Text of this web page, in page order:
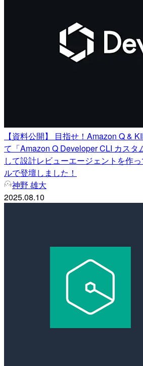
【資料公開】 目指せ！Amazon Q &
て「Amazon Q Developer CLI カスタ
して設計レビューエージェントを作
ルで登壇しました！
神野 雄大
2025.08.10